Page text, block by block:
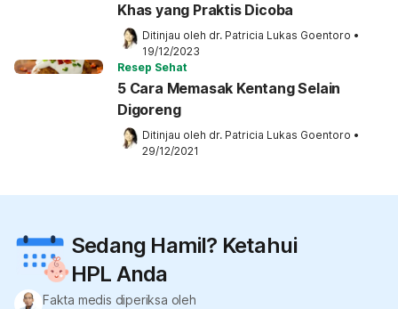
Khas yang Praktis Dicoba
Ditinjau oleh dr. Patricia Lukas Goentoro •
19/12/2023
Resep Sehat
5 Cara Memasak Kentang Selain
Digoreng
Ditinjau oleh dr. Patricia Lukas Goentoro •
29/12/2021
Sedang Hamil? Ketahui
HPL Anda
Fakta medis diperiksa oleh